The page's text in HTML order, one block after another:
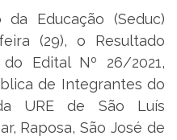
Educação (Seduc)
(29), o Resultado
Edital Nº 26/2021,
de Integrantes do
URE de São Luís
Raposa, São José de